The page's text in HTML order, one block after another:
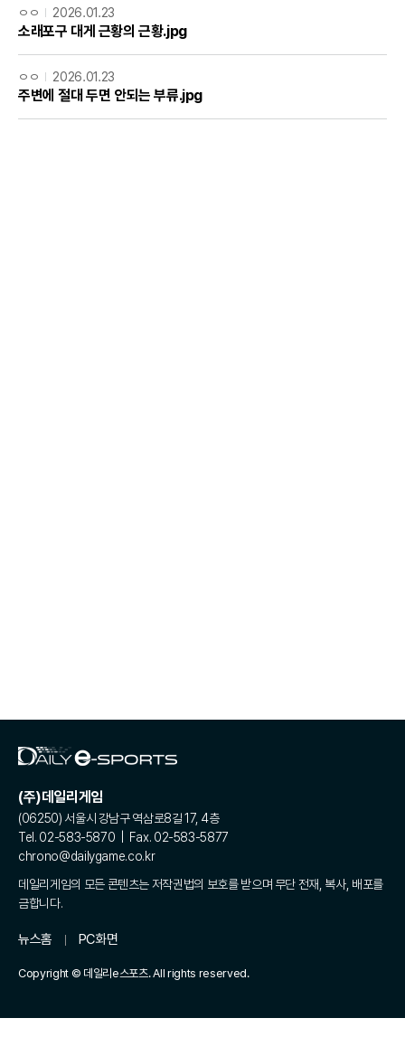
ㅇㅇ 2026.01.23
소래포구 대게 근황의 근황.jpg
ㅇㅇ 2026.01.23
주변에 절대 두면 안되는 부류.jpg
(주)데일리게임
(06250) 서울시 강남구 역삼로8길 17, 4층
Tel. 02-583-5870 | Fax. 02-583-5877
chrono@dailygame.co.kr
데일리게임의 모든 콘텐츠는 저작권법의 보호를 받으며 무단 전재, 복사, 배포를
금합니다.
뉴스홈 PC화면
Copyright © 데일리e스포츠. All rights reserved.